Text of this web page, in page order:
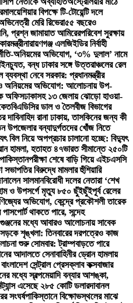
মালয়েশিয়ার বিপক্ষে টি-টোয়েন্টি দলে
মেরি রিভেরা৫৫ বছরেও
প্রশ্ন জামায়াত আমিরেরপরিবেশ সুরক্ষায়
নারায়ণগঞ্জ এলজিইডির নির্বাহী
অনিয়মের অভিযোগ, ‘৩% দুলাল’ নামে
বন্ধ ঢাকার সঙ্গে উত্তরাঞ্চলের রেল
নেবে সরকার: প্রধানমন্ত্রীর
অনিয়মের অভিযোগ: আলোচনায় উপ-
অফিসঢাকাসহ ১৩ জেলায় ঝোড়ো হাওয়া-
বিএডিসির ডাল ও তৈলবীজ বিভাগের
দাবিনাহিদ রানা ঢাকায়, তাসকিনের জন্য কী
উপজেলার বন্যাদুর্গতদের খোঁজ নিতে
বিল নিয়ে অপপ্রচার চালানো হচ্ছে: বিদ্যুৎ
হামলা, হতাহত ৪৭ভারত সীমান্তে ২৫০টি
পরীক্ষা শেষে বাড়ি গিয়ে এইচএসসি
সভাপতির বিরুদ্ধে মামলার হুঁশিয়ারি
সালমানবিরোধী দলের নেতারা ‘শেখ
ও উপসর্গে মৃত্যু ৮৫০ ছুঁইছুঁইপূর্ব রেলের
অভিযোগ, কেন্দ্রে প্রকৌশলী তারেক
থাকতে পারে, সন্দেহ
মধ্যে আবারও আলোচনায় সাবেক
সড়কে শৃঙ্খলা: তিনবারের দরপত্রেও কাজ
শুরু সোমবার: ট্রাম্পবাড়তে পারে
আদালতে সেনাবাহিনীর ড্রোন হামলায়
সেন্ট্রাল প্রেসক্লাব কক্সবাজার
মধ্যে স্বল্পমেয়াদি বন্যার আশঙ্কা,
এসেছে ২৮৫ কোটি ডলারদাবানল
সংঘর্ষপাকিস্তানে বিক্ষোভস্থলের মাঝে